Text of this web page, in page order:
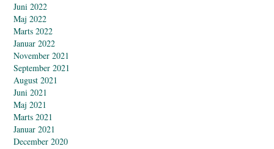
Juni 2022
Maj 2022
Marts 2022
Januar 2022
November 2021
September 2021
August 2021
Juni 2021
Maj 2021
Marts 2021
Januar 2021
December 2020